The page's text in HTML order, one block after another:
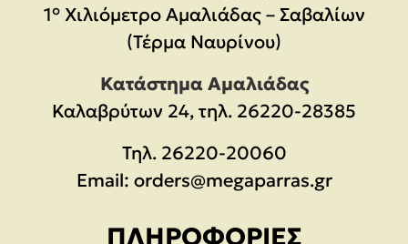
1° Χιλιόμετρο Αμαλιάδας – Σαβαλίων
(Τέρμα Ναυρίνου)
Κατάστημα Αμαλιάδας
Καλαβρύτων 24, τηλ. 26220-28385
Τηλ. 26220-20060
Email: orders@megaparras.gr
ΠΛΗΡΟΦΟΡΊΕΣ